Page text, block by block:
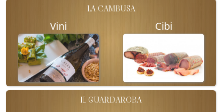
LA CAMBUSA
Vini Cibi
IL GUARDAROBA